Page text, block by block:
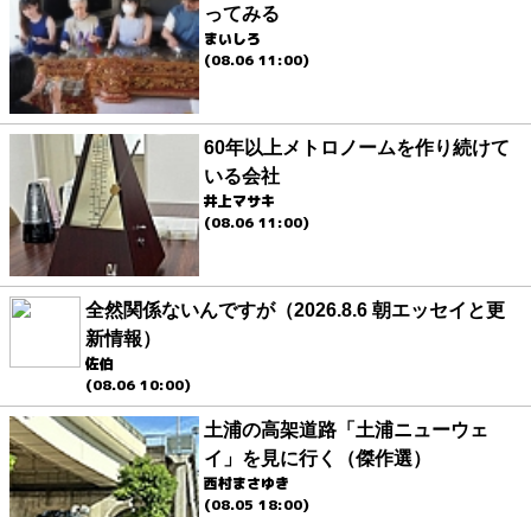
ってみる
まいしろ
(08.06 11:00)
60年以上メトロノームを作り続けて
いる会社
井上マサキ
(08.06 11:00)
全然関係ないんですが（2026.8.6 朝エッセイと更
新情報）
佐伯
(08.06 10:00)
土浦の高架道路「土浦ニューウェ
イ」を見に行く（傑作選）
西村まさゆき
(08.05 18:00)